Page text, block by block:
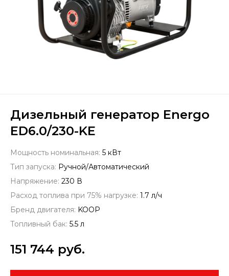
Дизельный генератор Energo
ED6.0/230-KE
Мощность номинальная: 5 кВт
Тип запуска: Ручной/Автоматический
Напряжение: 230 В
Расход топлива при 75% нагрузке: 1.7 л/ч
Бренд двигателя: KOOP
Топливный бак: 5.5 л
151 744 руб.